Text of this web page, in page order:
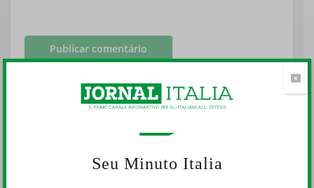
Seu Minuto Italia